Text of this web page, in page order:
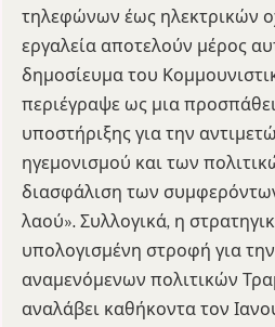
τηλεφώνων έως ηλεκτρικών
εργαλεία αποτελούν μέρος
δημοσίευμα του
περιέγραψε ως μια
υποστήριξης για την
ηγεμονισμού και των
διασφάλιση των
λαού». Συλλογικά, η
υπολογισμένη στροφή για
αναμενόμενων πολιτικών
αναλάβει καθήκοντα τον